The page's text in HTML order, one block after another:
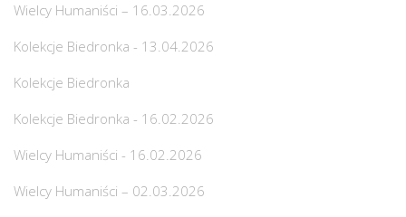
Wielcy Humaniści – 16.03.2026
Kolekcje Biedronka - 13.04.2026
Kolekcje Biedronka
Kolekcje Biedronka - 16.02.2026
Wielcy Humaniści - 16.02.2026
Wielcy Humaniści – 02.03.2026